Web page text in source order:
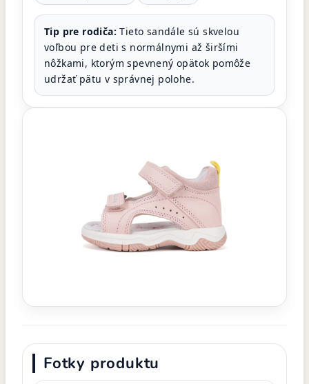
Tip pre rodiča: Tieto sandále sú skvelou
voľbou pre deti s normálnymi až širšími
nôžkami, ktorým spevnený opätok pomôže
udržať pätu v správnej polohe.
Fotky produktu